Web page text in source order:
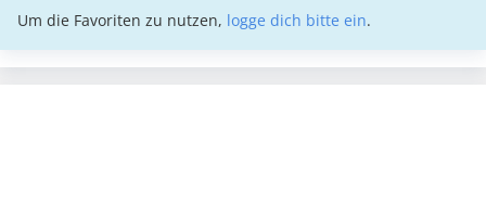
Um die Favoriten zu nutzen, logge dich bitte ein.